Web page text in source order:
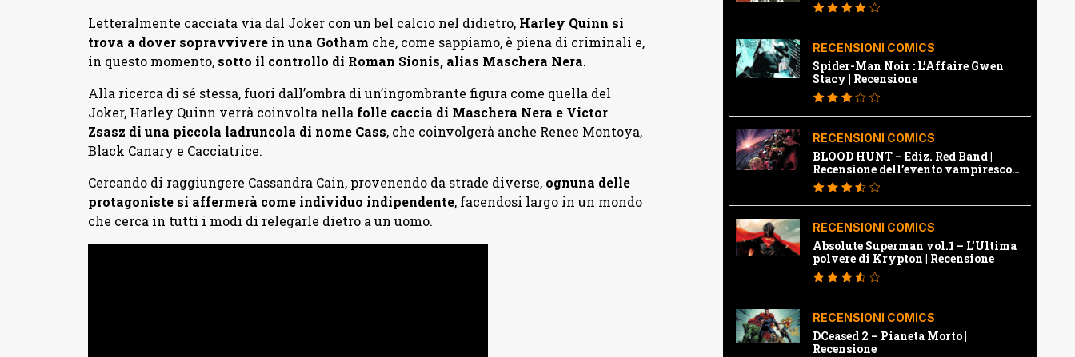
Letteralmente cacciata via dal Joker con un bel calcio nel didietro,Harley Quinn si
trova a dover sopravvivere in una Gotham che, come sappiamo, è piena di criminali e,
in questo momento, sotto il controllo di Roman Sionis, alias Maschera Nera.
Alla ricerca di sé stessa, fuori dall’ombra di un’ingombrante figura come quella del
Joker, Harley Quinn verrà coinvolta nella folle caccia di Maschera Nera e Victor
Zsasz di una piccola ladruncola di nome Cass, che coinvolgerà anche Renee Montoya,
Black Canary e Cacciatrice.
Cercando di raggiungere Cassandra Cain, provenendo da strade diverse, ognuna delle
protagoniste si affermerà come individuo indipendente, facendosi largo in un mondo
che cerca in tutti i modi di relegarle dietro a un uomo.
RECENSIONI COMICS
Spider-Man Noir : L’Affaire Gwen
Stacy | Recensione
RECENSIONI COMICS
BLOOD HUNT – Ediz. Red Band |
Recensione dell’evento vampiresco
della Marvel
RECENSIONI COMICS
Absolute Superman vol.1 – L’Ultima
polvere di Krypton | Recensione
RECENSIONI COMICS
DCeased 2 – Pianeta Morto |
Recensione